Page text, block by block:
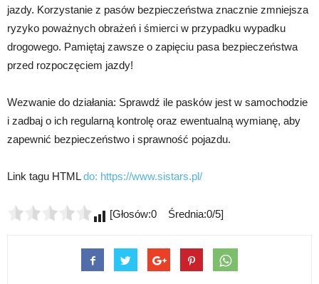
jazdy. Korzystanie z pasów bezpieczeństwa znacznie zmniejsza
ryzyko poważnych obrażeń i śmierci w przypadku wypadku
drogowego. Pamiętaj zawsze o zapięciu pasa bezpieczeństwa
przed rozpoczęciem jazdy!
Wezwanie do działania: Sprawdź ile pasków jest w samochodzie
i zadbaj o ich regularną kontrolę oraz ewentualną wymianę, aby
zapewnić bezpieczeństwo i sprawność pojazdu.
Link tagu HTMLdo: https://www.sistars.pl/
[Głosów:0 Średnia:0/5]